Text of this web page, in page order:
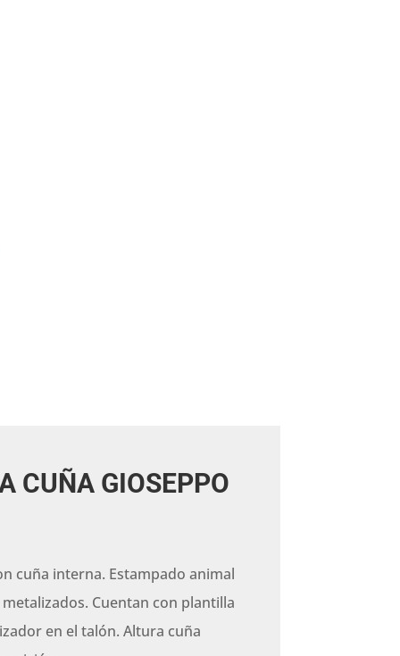
CUÑA GIOSEPPO
cuña interna. Estampado animal
Cuentan con plantilla
en el talón. Altura cuña